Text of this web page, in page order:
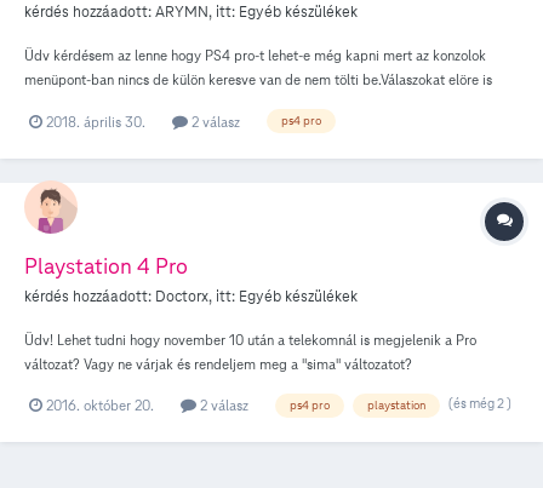
kérdés hozzáadott:ARYMN, itt: Egyéb készülékek
Üdv kérdésem az lenne hogy PS4 pro-t lehet-e még kapni mert az konzolok
menüpont-ban nincs de külön keresve van de nem tölti be.Válaszokat elöre is
2018. április 30.
2 válasz ps4 pro
Playstation 4 Pro
kérdés hozzáadott: Doctorx, itt: Egyéb készülékek
Üdv! Lehet tudni hogy november 10 után a telekomnál is megjelenik a Pro
változat? Vagy ne várjak és rendeljem meg a "sima" változatot?
2016. október 20. 2 válasz ps4 pro playstation (és még 2 )